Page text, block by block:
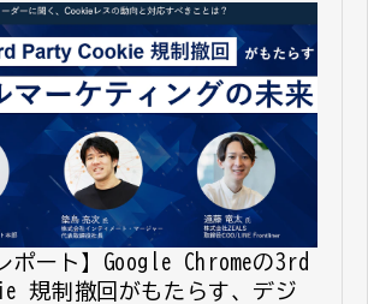
ポート】Google Chromeの3rd
規制撤回がもたらす、デジ